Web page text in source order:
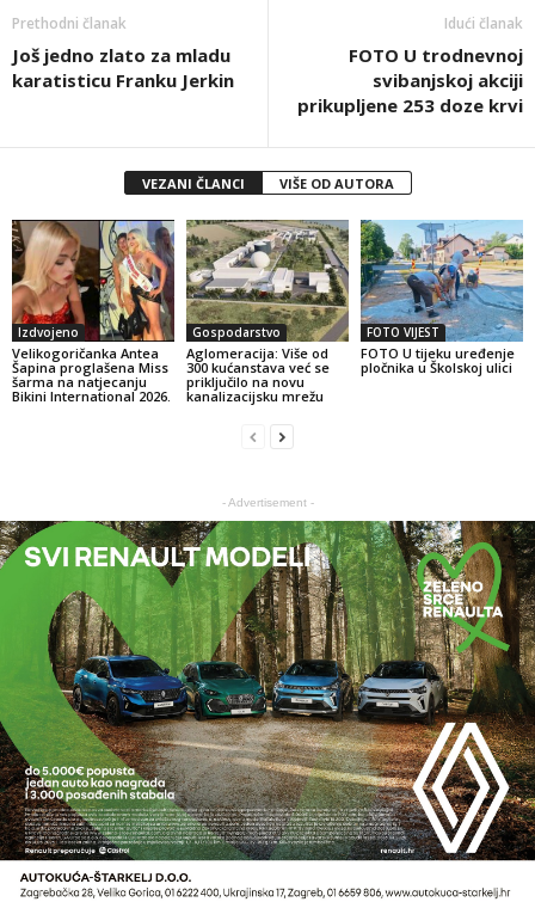
Prethodni članak
Još jedno zlato za mladu
karatisticu Franku Jerkin
Idući članak
FOTO U trodnevnoj
svibanjskoj akciji
prikupljene 253 doze krvi
VEZANI ČLANCI VIŠE OD AUTORA
Izdvojeno
Velikogoričanka Antea
Šapina proglašena Miss
šarma na natjecanju
Bikini International 2026.
Gospodarstvo
Aglomeracija: Više od
300 kućanstava već se
priključilo na novu
kanalizacijsku mrežu
FOTO VIJEST
FOTO U tijeku uređenje
pločnika u Školskoj ulici
- Advertisement -